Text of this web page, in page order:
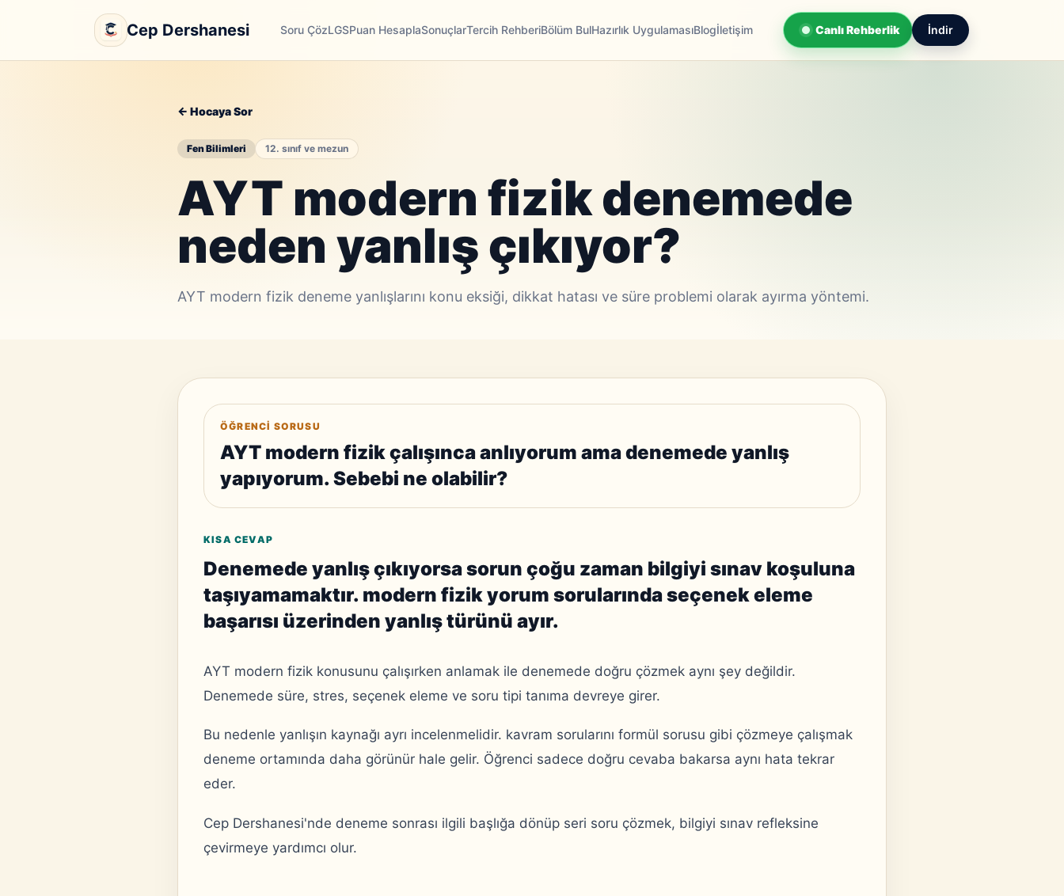
Cep Dershanesi Soru ÇözLGSPuan HesaplaSonuçlarTercih RehberiBölüm BulHazırlık UygulamasıBlogİletişim Canlı Rehberlik İndir
← Hocaya Sor
Fen Bilimleri 12. sınıf ve mezun
AYT modern fizik denemede
neden yanlış çıkıyor?
AYT modern fizik deneme yanlışlarını konu eksiği, dikkat hatası ve süre problemi olarak ayırma yöntemi.
ÖĞRENCI SORUSU
AYT modern fizik çalışınca anlıyorum ama denemede yanlış
yapıyorum. Sebebi ne olabilir?
KISA CEVAP
Denemede yanlış çıkıyorsa sorun çoğu zaman bilgiyi sınav koşuluna
taşıyamamaktır. modern fizik yorum sorularında seçenek eleme
başarısı üzerinden yanlış türünü ayır.
AYT modern fizik konusunu çalışırken anlamak ile denemede doğru çözmek aynı şey değildir.
Denemede süre, stres, seçenek eleme ve soru tipi tanıma devreye girer.
Bu nedenle yanlışın kaynağı ayrı incelenmelidir. kavram sorularını formül sorusu gibi çözmeye çalışmak
deneme ortamında daha görünür hale gelir. Öğrenci sadece doğru cevaba bakarsa aynı hata tekrar
eder.
Cep Dershanesi'nde deneme sonrası ilgili başlığa dönüp seri soru çözmek, bilgiyi sınav refleksine
çevirmeye yardımcı olur.